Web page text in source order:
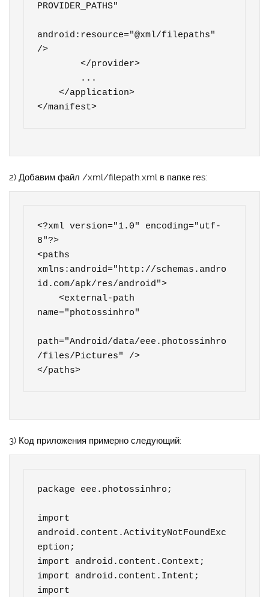
PROVIDER_PATHS"
android:resource="@xml/filepaths"
/>
        </provider>
    </application>
</manifest>
2) Добавим файл /xml/filepath.xml в папке res:
<?xml version="1.0" encoding="utf-
8"?>
<paths
xmlns:android="http://schemas.andro
id.com/apk/res/android">
    <external-path
name="photossinhro"
path="Android/data/eee.photossinhro
/files/Pictures" />
</paths>
3) Код приложения примерно следующий:
package eee.photossinhro;
import
android.content.ActivityNotFoundExc
eption;
import android.content.Context;
import android.content.Intent;
import